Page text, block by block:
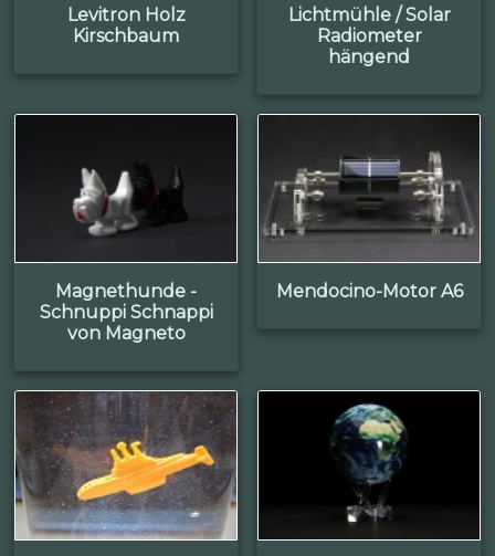
Levitron Holz
Kirschbaum
Lichtmühle / Solar
Radiometer
hängend
Magnethunde -
Schnuppi Schnappi
von Magneto
Mendocino-Motor A6